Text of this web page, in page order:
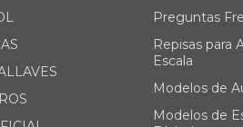
Preguntas
Repisas para
Escala
Modelos de
Modelos de